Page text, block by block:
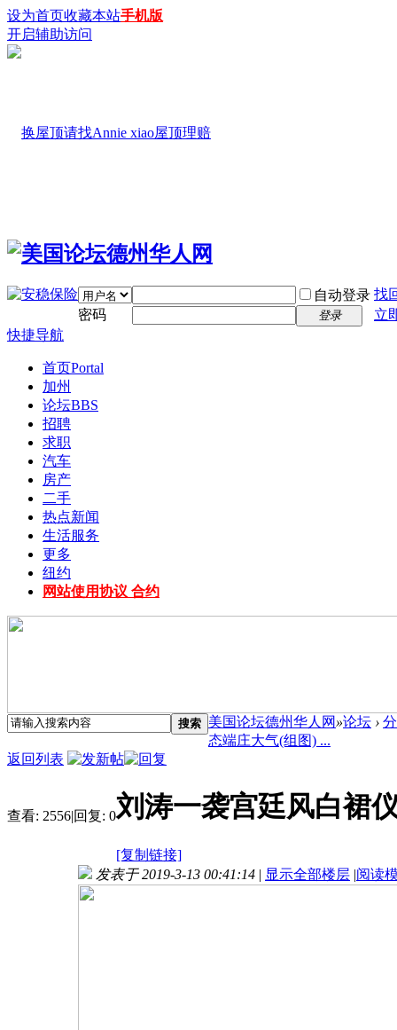
设为首页收藏本站手机版
开启辅助访问
自动登录 找
密码
登录
立
快捷导航
首页Portal
加州
论坛BBS
招聘
求职
汽车
房产
二手
热点新闻
生活服务
更多
纽约
网站使用协议 合约
搜索 美国论坛德州华人网 »论坛 ›
态端庄大气(组图) ...
返回列表
查看: 2556|回复: 0刘涛一袭宫廷风白裙
[复制链接]
发表于 2019-3-13 00:41:14 | 显示全部楼层 |阅读